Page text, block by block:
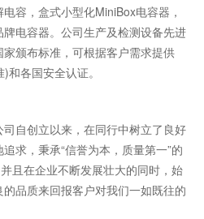
容，盒式小型化MiniBox电容器，
电容器。公司生产及检测设备先进
颁布标准，可根据客户需求提供
各国安全认证。
自创立以来，在同行中树立了良好
求，秉承“信誉为本，质量第一”的
且在企业不断发展壮大的同时，始
品质来回报客户对我们一如既往的